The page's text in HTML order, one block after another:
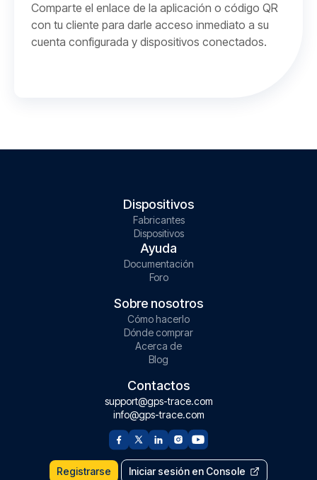
Comparte el enlace de la aplicación o código QR
con tu cliente para darle acceso inmediato a su
cuenta configurada y dispositivos conectados.
Dispositivos
Fabricantes
Dispositivos
Ayuda
Documentación
Foro
Sobre nosotros
Cómo hacerlo
Dónde comprar
Acerca de
Blog
Contactos
support@gps-trace.com
info@gps-trace.com
Registrarse Iniciar sesión en Console